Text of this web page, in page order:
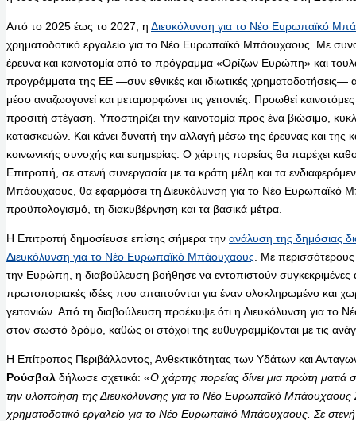
Από το 2025 έως το 2027, η Διευκόλυνση για το Νέο Ευρωπαϊκό
χρηματοδοτικό εργαλείο για το Νέο Ευρωπαϊκό Μπάουχαους. Με
έρευνα και καινοτομία από το πρόγραμμα «Ορίζων Ευρώπη» και
προγράμματα της ΕΕ —συν εθνικές και ιδιωτικές
μέσο αναζωογονεί και μεταμορφώνει τις γειτονιές. Προωθεί
προσιτή στέγαση. Υποστηρίζει την καινοτομία προς ένα βιώσιμο,
κατασκευών. Και κάνει δυνατή την αλλαγή μέσω της έρευνας και της
κοινωνικής συνοχής και ευημερίας. Ο χάρτης πορείας θα παρέχει
Επιτροπή, σε στενή συνεργασία με τα κράτη μέλη και τα
Μπάουχαους, θα εφαρμόσει τη Διευκόλυνση για το Νέο Ευρωπαϊκό
προϋπολογισμό, τη διακυβέρνηση και τα βασικά μέτρα.
Η Επιτροπή δημοσίευσε επίσης σήμερα την ανάλυση της δημόσιας
Διευκόλυνση για το Νέο Ευρωπαϊκό Μπάουχαους . Με
την Ευρώπη, η διαβούλευση βοήθησε να εντοπιστούν συγκεκριμένες
πρωτοποριακές ιδέες που απαιτούνται για έναν ολοκληρωμένο και
γειτονιών. Από τη διαβούλευση προέκυψε ότι η Διευκόλυνση για το
στον σωστό δρόμο, καθώς οι στόχοι της ευθυγραμμίζονται με τις
Η Επίτροπος Περιβάλλοντος, Ανθεκτικότητας των Υδάτων και
Ρούσβαλ δήλωσε σχετικά: «Ο χάρτης πορείας δίνει μια πρώτη
την υλοποίηση της Διευκόλυνσης για το Νέο Ευρωπαϊκό
χρηματοδοτικό εργαλείο για το Νέο Ευρωπαϊκό Μπάουχαους. Σε